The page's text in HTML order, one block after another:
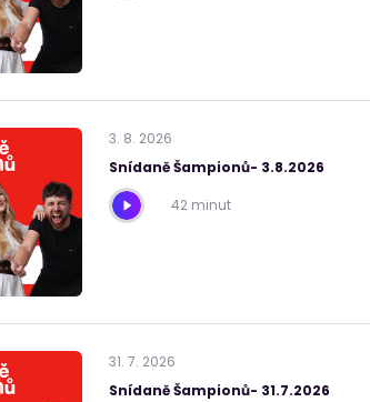
3. 8. 2026
Snídaně Šampionů- 3.8.2026
42 minut
31. 7. 2026
Snídaně Šampionů- 31.7.2026